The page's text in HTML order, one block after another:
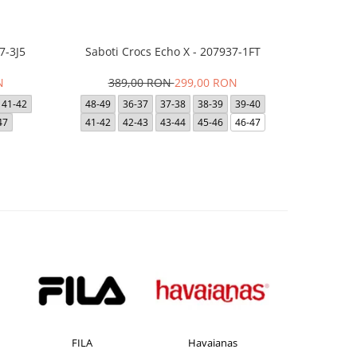
3J5
41-42
Saboti Crocs Echo X - 207937-1FT
389,00 RON299,00 RON
48-49 36-37 37-38 38-39
39-40
41-42
42-43 43-44 45-46 46-47
Havaianas JACK &JONES